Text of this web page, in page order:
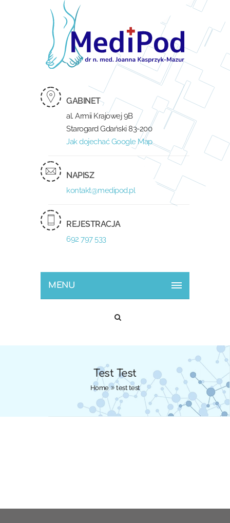
GABINET
al. Armii Krajowej 9B
Starogard Gdański 83-200
Jak dojechać Google Map
NAPISZ
kontakt@medipod.pl
REJESTRACJA
692 797 533
MENU
Test Test
Home test test